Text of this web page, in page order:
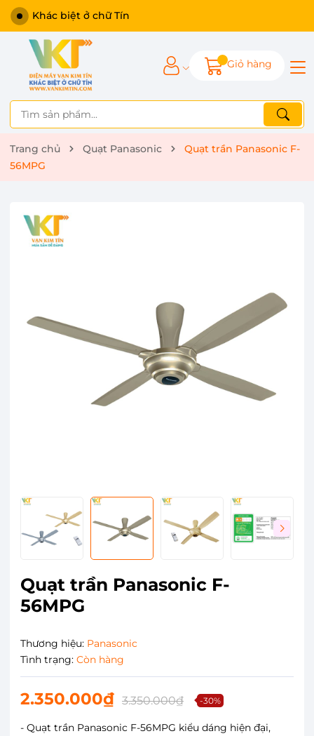
Khác biệt ở chữ Tín
Giỏ hàng
Trang chủ Quạt Panasonic
Quạt trần Panasonic F-
56MPG
Quạt trần Panasonic F-
56MPG
Thương hiệu: Panasonic
Tình trạng: Còn hàng
2.350.000₫ 3.350.000₫ -30%
- Quạt trần Panasonic F-56MPG kiểu dáng hiện đại,